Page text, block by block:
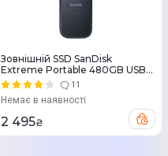
Зовнiшнiй SSD SanDisk
Extreme Portable 480GB USB
3.2 Type-C (Grey) SDSSDE30-
480G-G25
11
Немає в наявності
2 495₴